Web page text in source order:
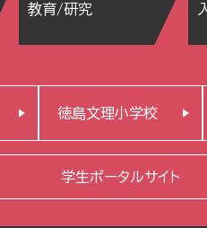
教育/研究
徳島文理小学校
学生ポータルサイト